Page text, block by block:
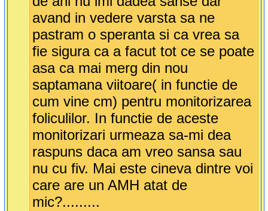
avand in vedere varsta sa ne
pastram o speranta si ca vrea sa
fie sigura ca a facut tot ce se poate
asa ca mai merg din nou
saptamana viitoare( in functie de
cum vine cm) pentru monitorizarea
foliculilor. In functie de aceste
monitorizari urmeaza sa-mi dea
raspuns daca am vreo sansa sau
nu cu fiv. Mai este cineva dintre voi
care are un AMH atat de
mic?.........